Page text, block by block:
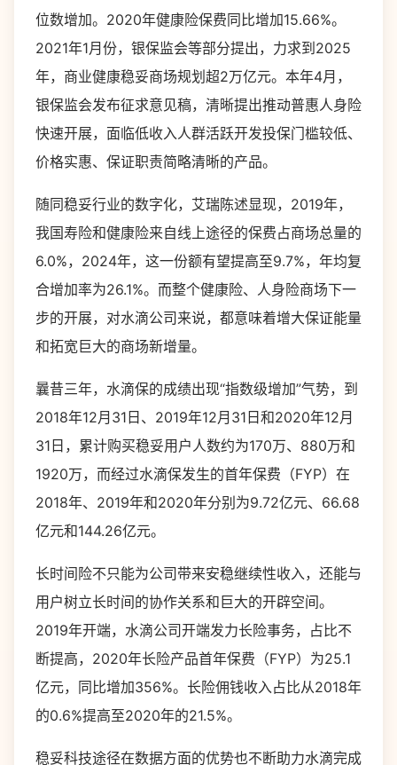
位数增加。2020年健康险保费同比增加15.66%。
2021年1月份，银保监会等部分提出，力求到2025
年，商业健康稳妥商场规划超2万亿元。本年4月，
银保监会发布征求意见稿，清晰提出推动普惠人身险
快速开展，面临低收入人群活跃开发投保门槛较低、
价格实惠、保证职责简略清晰的产品。
随同稳妥行业的数字化，艾瑞陈述显现，2019年，
我国寿险和健康险来自线上途径的保费占商场总量的
6.0%，2024年，这一份额有望提高至9.7%，年均复
合增加率为26.1%。而整个健康险、人身险商场下一
步的开展，对水滴公司来说，都意味着增大保证能量
和拓宽巨大的商场新增量。
曩昔三年，水滴保的成绩出现“指数级增加”气势，到
2018年12月31日、2019年12月31日和2020年12月
31日，累计购买稳妥用户人数约为170万、880万和
1920万，而经过水滴保发生的首年保费（FYP）在
2018年、2019年和2020年分别为9.72亿元、66.68
亿元和144.26亿元。
长时间险不只能为公司带来安稳继续性收入，还能与
用户树立长时间的协作关系和巨大的开辟空间。
2019年开端，水滴公司开端发力长险事务，占比不
断提高，2020年长险产品首年保费（FYP）为25.1
亿元，同比增加356%。长险佣钱收入占比从2018年
的0.6%提高至2020年的21.5%。
稳妥科技途径在数据方面的优势也不断助力水滴完成